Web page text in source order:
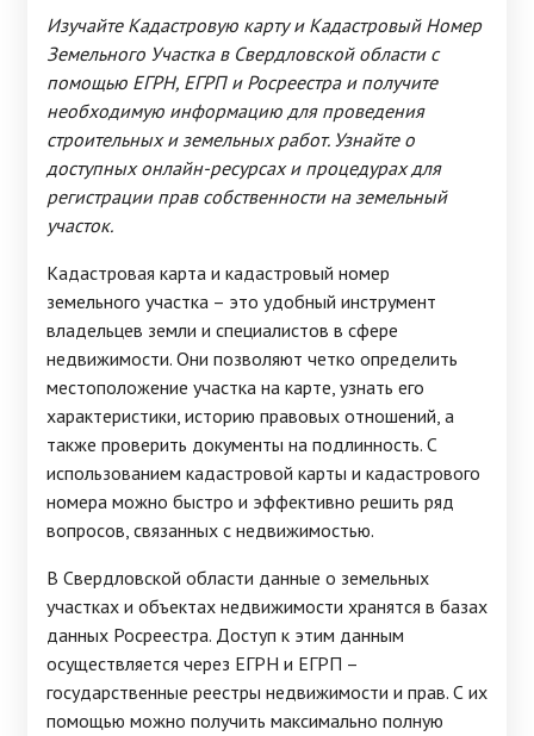
Изучайте Кадастровую карту и Кадастровый Номер
Земельного Участка в Свердловской области с
помощью ЕГРН, ЕГРП и Росреестра и получите
необходимую информацию для проведения
строительных и земельных работ. Узнайте о
доступных онлайн-ресурсах и процедурах для
регистрации прав собственности на земельный
участок.
Кадастровая карта и кадастровый номер
земельного участка – это удобный инструмент
владельцев земли и специалистов в сфере
недвижимости. Они позволяют четко определить
местоположение участка на карте, узнать его
характеристики, историю правовых отношений, а
также проверить документы на подлинность. С
использованием кадастровой карты и кадастрового
номера можно быстро и эффективно решить ряд
вопросов, связанных с недвижимостью.
В Свердловской области данные о земельных
участках и объектах недвижимости хранятся в базах
данных Росреестра. Доступ к этим данным
осуществляется через ЕГРН и ЕГРП –
государственные реестры недвижимости и прав. С их
помощью можно получить максимально полную